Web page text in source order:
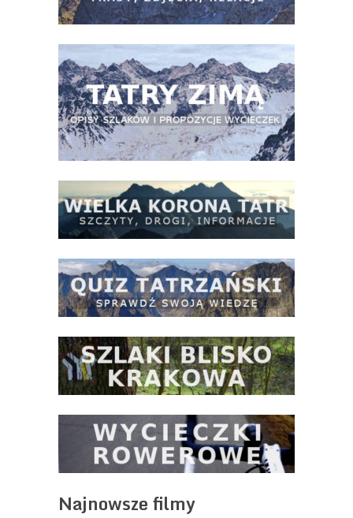
Najnowsze filmy